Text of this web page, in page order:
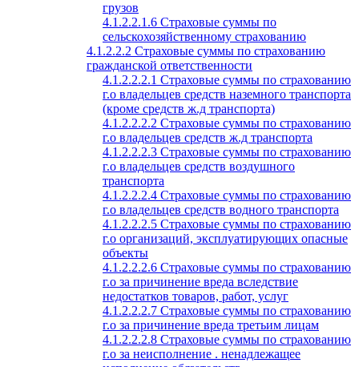
грузов
4.1.2.2.1.6 Страховые суммы по
сельскохозяйственному страхованию
4.1.2.2.2 Страховые суммы по страхованию
гражданской ответственности
4.1.2.2.2.1 Страховые суммы по страхованию
г.о владельцев средств наземного транспорта
(кроме средств ж.д транспорта)
4.1.2.2.2.2 Страховые суммы по страхованию
г.о владельцев средств ж.д транспорта
4.1.2.2.2.3 Страховые суммы по страхованию
г.о владельцев средств воздушного
транспорта
4.1.2.2.2.4 Страховые суммы по страхованию
г.о владельцев средств водного транспорта
4.1.2.2.2.5 Страховые суммы по страхованию
г.о организаций, эксплуатирующих опасные
объекты
4.1.2.2.2.6 Страховые суммы по страхованию
г.о за причинение вреда вследствие
недостатков товаров, работ, услуг
4.1.2.2.2.7 Страховые суммы по страхованию
г.о за причинение вреда третьим лицам
4.1.2.2.2.8 Страховые суммы по страхованию
г.о за неисполнение . ненадлежащее